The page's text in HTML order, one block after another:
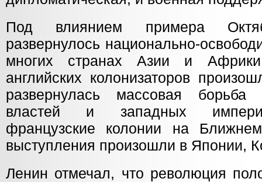
Под влиянием примера
развернулось национально-
многих странах Азии и
английских колонизаторов
развернулась массовая
властей и западных
французские колонии на
выступления произошли в Японии,
Ленин отмечал, что революция